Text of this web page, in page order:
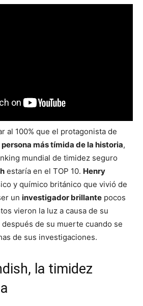
al 100% que el protagonista de
persona más tímida de la historia,
mundial de timidez seguro
estaría en el TOP 10. Henry
y químico británico que vivió de
un investigador brillante pocos
vieron la luz a causa de su
de su muerte cuando se
de sus investigaciones.
la timidez